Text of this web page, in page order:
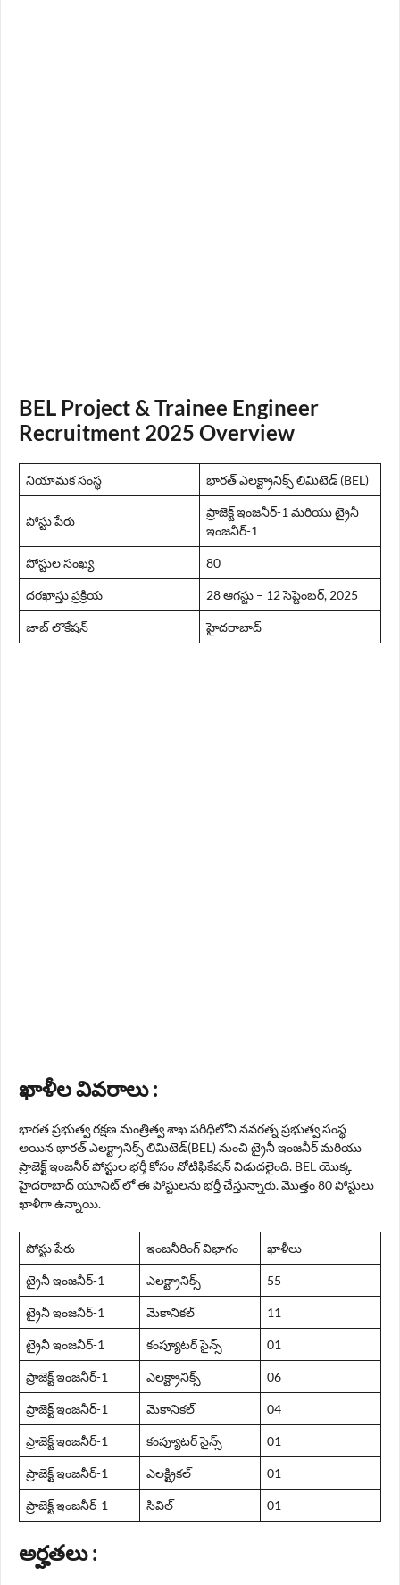
BEL Project & Trainee Engineer
Recruitment 2025 Overview
నియామక సంస్థ భారత్ ఎలక్ట్రానిక్స్ లిమిటెడ్ (BEL)
పోస్టు పేరు
ప్రాజెక్ట్ ఇంజనీర్-1 మరియు ట్రైనీ
ఇంజనీర్-1
పోస్టుల సంఖ్య 80
దరఖాస్తు ప్రక్రియ 28 ఆగస్టు – 12 సెప్టెంబర్, 2025
జాబ్ లొకేషన్ హైదరాబాద్
ఖాళీల వివరాలు :
భారత ప్రభుత్వ రక్షణ మంత్రిత్వ శాఖ పరిధిలోని నవరత్న ప్రభుత్వ సంస్థ
అయిన భారత్ ఎలక్ట్రానిక్స్ లిమిటెడ్(BEL) నుంచి ట్రైనీ ఇంజనీర్ మరియు
ప్రాజెక్ట్ ఇంజనీర్ పోస్టుల భర్తీ కోసం నోటిఫికేషన్ విడుదలైంది. BEL యొక్క
హైదరాబాద్ యూనిట్ లో ఈ పోస్టులను భర్తీ చేస్తున్నారు. మొత్తం 80 పోస్టులు
ఖాళీగా ఉన్నాయి.
పోస్టు పేరు ఇంజనీరింగ్ విభాగం ఖాళీలు
ట్రైనీ ఇంజనీర్-1 ఎలక్ట్రానిక్స్ 55
ట్రైనీ ఇంజనీర్-1 మెకానికల్ 11
ట్రైనీ ఇంజనీర్-1 కంప్యూటర్ సైన్స్ 01
ప్రాజెక్ట్ ఇంజనీర్-1 ఎలక్ట్రానిక్స్ 06
ప్రాజెక్ట్ ఇంజనీర్-1 మెకానికల్ 04
ప్రాజెక్ట్ ఇంజనీర్-1 కంప్యూటర్ సైన్స్ 01
ప్రాజెక్ట్ ఇంజనీర్-1 ఎలక్ట్రికల్ 01
ప్రాజెక్ట్ ఇంజనీర్-1 సివిల్ 01
అర్హతలు :